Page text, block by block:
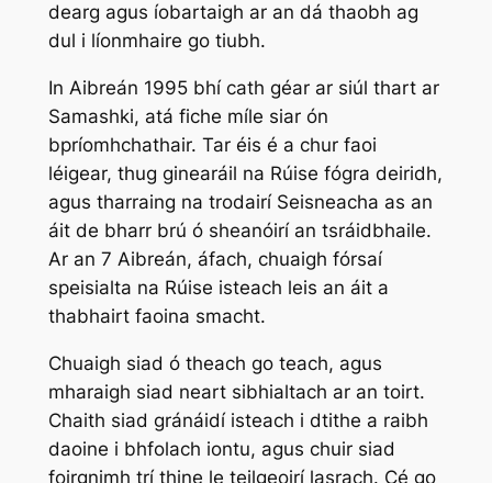
dearg agus íobartaigh ar an dá thaobh ag
dul i líonmhaire go tiubh.
In Aibreán 1995 bhí cath géar ar siúl thart ar
Samashki, atá fiche míle siar ón
bpríomhchathair. Tar éis é a chur faoi
léigear, thug ginearáil na Rúise fógra deiridh,
agus tharraing na trodairí Seisneacha as an
áit de bharr brú ó sheanóirí an tsráidbhaile.
Ar an 7 Aibreán, áfach, chuaigh fórsaí
speisialta na Rúise isteach leis an áit a
thabhairt faoina smacht.
Chuaigh siad ó theach go teach, agus
mharaigh siad neart sibhialtach ar an toirt.
Chaith siad gránáidí isteach i dtithe a raibh
daoine i bhfolach iontu, agus chuir siad
foirgnimh trí thine le teilgeoirí lasrach. Cé go